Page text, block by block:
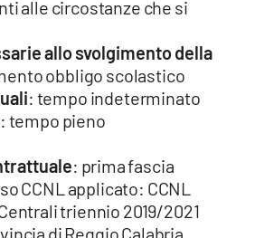
alle circostanze che si
allo svolgimento della
obbligo scolastico
: tempo indeterminato
: tempo pieno
: prima fascia
CCNL applicato: CCNL
triennio 2019/2021
di Reggio Calabria